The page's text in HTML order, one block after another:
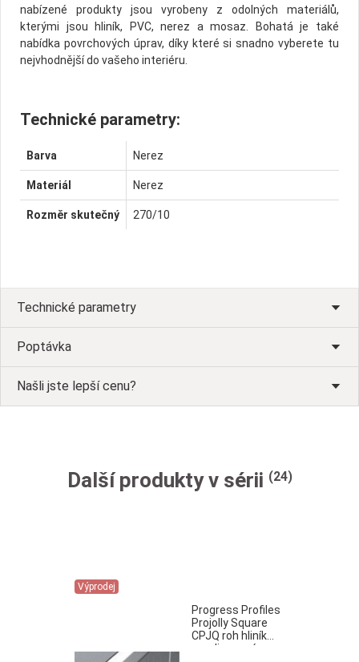
nabízené produkty jsou vyrobeny z odolných materiálů,
kterými jsou hliník, PVC, nerez a mosaz. Bohatá je také
nabídka povrchových úprav, díky které si snadno vyberete tu
nejvhodnější do vašeho interiéru.
Technické parametry:
Barva Nerez
Materiál Nerez
Rozměr skutečný 270/10
Technické parametry
Poptávka
Našli jste lepší cenu?
Další produkty v sérii (24)
Výprodej
Progress Profiles
Projolly Square
CPJQ roh hliník
anodizované